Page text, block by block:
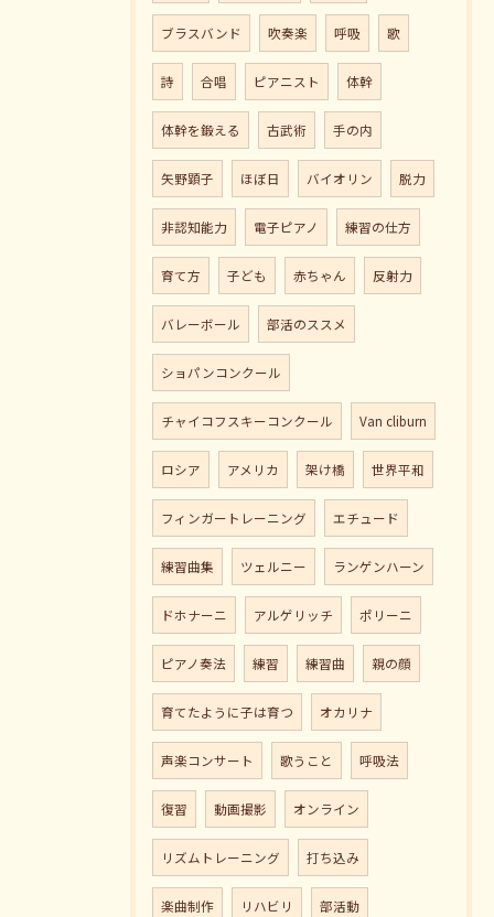
ブラスバンド 吹奏楽 呼吸 歌
詩 合唱 ピアニスト 体幹
体幹を鍛える 古武術 手の内
矢野顕子 ほぼ日 バイオリン 脱力
非認知能力 電子ピアノ 練習の仕方
育て方 子ども 赤ちゃん 反射力
バレーボール 部活のススメ
ショパンコンクール
チャイコフスキーコンクール Van cliburn
ロシア アメリカ 架け橋 世界平和
フィンガートレーニング エチュード
練習曲集 ツェルニー ランゲンハーン
ドホナーニ アルゲリッチ ポリーニ
ピアノ奏法 練習 練習曲 親の顔
育てたように子は育つ オカリナ
声楽コンサート 歌うこと 呼吸法
復習 動画撮影 オンライン
リズムトレーニング 打ち込み
楽曲制作 リハビリ 部活動